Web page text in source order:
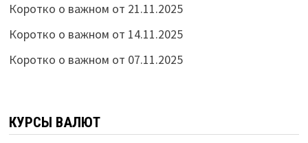
Коротко о важном от 21.11.2025
Коротко о важном от 14.11.2025
Коротко о важном от 07.11.2025
КУРСЫ ВАЛЮТ